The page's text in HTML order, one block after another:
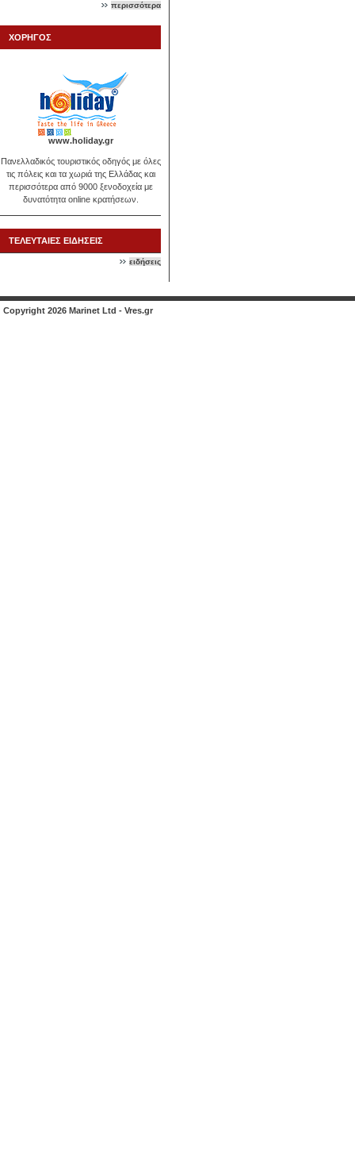
περισσότερα
ΧΟΡΗΓΟΣ
www.holiday.gr
Πανελλαδικός τουριστικός οδηγός με όλες
τις πόλεις και τα χωριά της Ελλάδας και
περισσότερα από 9000 ξενοδοχεία με
δυνατότητα online κρατήσεων.
ΤΕΛΕΥΤΑΙΕΣ ΕΙΔΗΣΕΙΣ
ειδήσεις
Copyright 2026 Marinet Ltd - Vres.gr